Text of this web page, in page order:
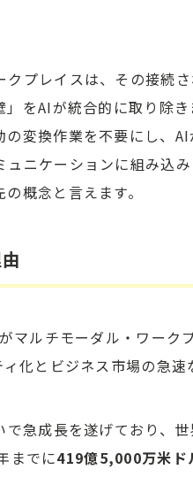
クプレイスは、その接続
をAIが統合的に取り除
の変換作業を不要にし、
ニケーションに組み込
概念と言えます。
マルチモーダル・ワーク
化とビジネス市場の急速
急成長を遂げており、
までに419億5,000万米ド